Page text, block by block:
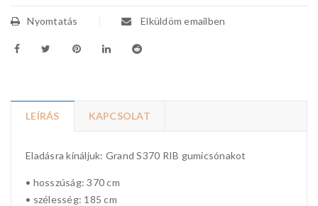
Nyomtatás Elküldöm emailben
LEÍRÁS KAPCSOLAT
Eladásra kínáljuk: Grand S370 RIB gumicsónakot
• hosszúság: 370 cm
• szélesség: 185 cm